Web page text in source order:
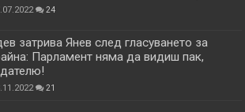
24
затрива Янев след гласуването за
Парламент няма да видиш пак,
21